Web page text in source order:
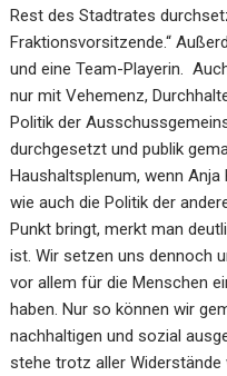
Rest des Stadtrates
Fraktionsvorsitzende.“
und eine Team-Playerin.
nur mit Vehemenz,
Politik der
durchgesetzt und publik
Haushaltsplenum, wenn
wie auch die Politik der
Punkt bringt, merkt man
ist. Wir setzen uns dennoch
vor allem für die Menschen
haben. Nur so können wir
nachhaltigen und sozial
stehe trotz aller Widerstände